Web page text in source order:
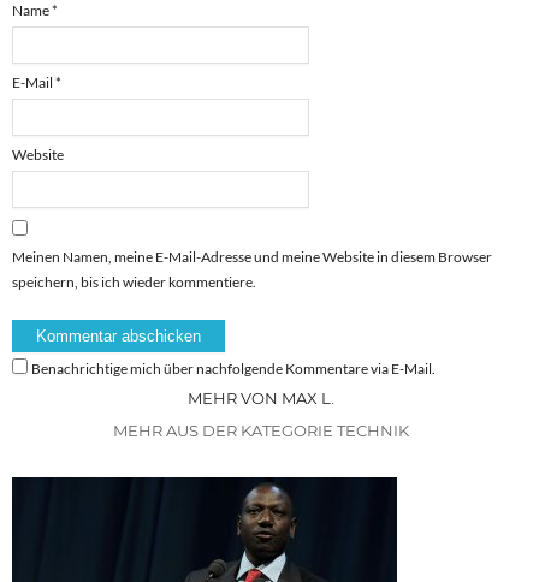
Name*
E-Mail *
Website
Meinen Namen, meine E-Mail-Adresse und meine Website in diesem Browser
speichern, bis ich wieder kommentiere.
Benachrichtige mich über nachfolgende Kommentare via E-Mail.
MEHR VON MAX L.
MEHR AUS DER KATEGORIE TECHNIK